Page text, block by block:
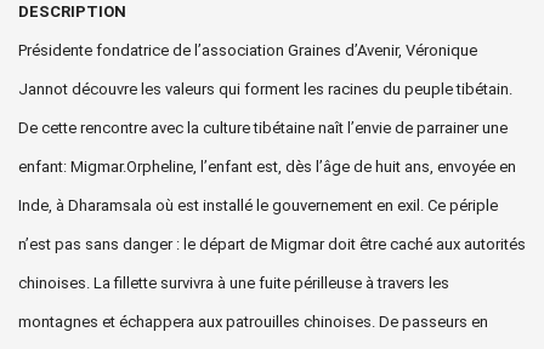
DESCRIPTION
Présidente fondatrice de l’association Graines d’Avenir, Véronique
Jannot découvre les valeurs qui forment les racines du peuple tibétain.
De cette rencontre avec la culture tibétaine naît l’envie de parrainer une
enfant: Migmar.Orpheline, l’enfant est, dès l’âge de huit ans, envoyée en
Inde, à Dharamsala où est installé le gouvernement en exil. Ce périple
n’est pas sans danger : le départ de Migmar doit être caché aux autorités
chinoises. La fillette survivra à une fuite périlleuse à travers les
montagnes et échappera aux patrouilles chinoises. De passeurs en